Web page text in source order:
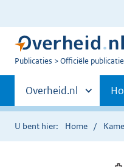
U
Publicaties Officiële
Primaire
navigatie
Andere
sites
binnen
Overheid.nl
U bent hier: Home